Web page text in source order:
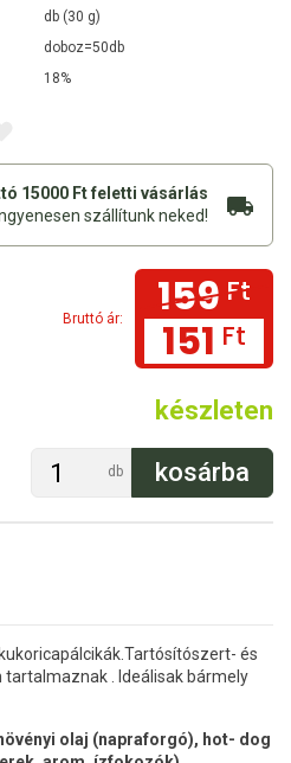
db (30 g)
doboz=50db
18%
15000 Ft feletti vásárlás
szállítunk neked!
Bruttó ár: 159 Ft
151 Ft
készleten
db
és
. Ideálisak bármely
olaj (napraforgó), hot- dog